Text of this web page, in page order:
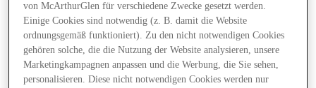
von McArthurGlen für verschiedene Zwecke gesetzt werden.
Einige Cookies sind notwendig (z. B. damit die Website
ordnungsgemäß funktioniert). Zu den nicht notwendigen Cookies
gehören solche, die die Nutzung der Website analysieren, unsere
Marketingkampagnen anpassen und die Werbung, die Sie sehen,
personalisieren. Diese nicht notwendigen Cookies werden nur